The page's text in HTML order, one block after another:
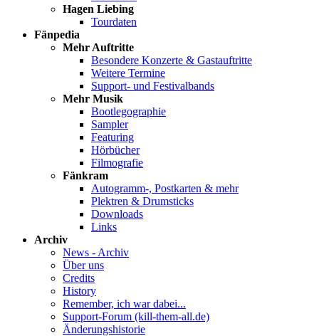
Hagen Liebing
Tourdaten
Fänpedia
Mehr Auftritte
Besondere Konzerte & Gastauftritte
Weitere Termine
Support- und Festivalbands
Mehr Musik
Bootlegographie
Sampler
Featuring
Hörbücher
Filmografie
Fänkram
Autogramm-, Postkarten & mehr
Plektren & Drumsticks
Downloads
Links
Archiv
News - Archiv
Über uns
Credits
History
Remember, ich war dabei...
Support-Forum (kill-them-all.de)
Änderungshistorie